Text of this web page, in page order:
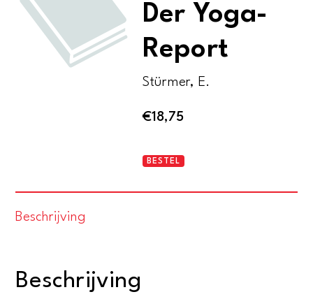
Der Yoga-
Report
Stürmer, E.
€18,75
Der
BESTEL
Beschrijving
Beschrijving